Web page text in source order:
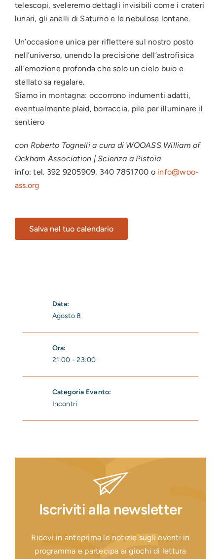
telescopi, sveleremo dettagli invisibili come i crateri
lunari, gli anelli di Saturno e le nebulose lontane.
Un’occasione unica per riflettere sul nostro posto
nell’universo, unendo la precisione dell’astrofisica
all’emozione profonda che solo un cielo buio e
stellato sa regalare.
Siamo in montagna: occorrono indumenti adatti,
eventualmente plaid, borraccia, pile per illuminare il
sentiero
con Roberto Tognelli a cura di WOOASS William of
Ockham Association | Scienza a Pistoia
info: tel. 392 9205909, 340 7851700 o info@woo-
ass.org
Salva nel tuo calendario
Data:
Agosto 8
Ora:
21:00 - 23:00
Categoria Evento:
Incontri
Iscriviti alla newsletter
Ricevi in anteprima le notizie sugli eventi in
programma e partecipa ai giochi di lettura